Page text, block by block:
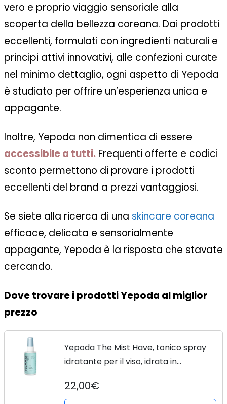
vero e proprio viaggio sensoriale alla
scoperta della bellezza coreana. Dai prodotti
eccellenti, formulati con ingredienti naturali e
principi attivi innovativi, alle confezioni curate
nel minimo dettaglio, ogni aspetto di Yepoda
è studiato per offrire un’esperienza unica e
appagante.
Inoltre, Yepoda non dimentica di essere
accessibile a tutti. Frequenti offerte e codici
sconto permettono di provare i prodotti
eccellenti del brand a prezzi vantaggiosi.
Se siete alla ricerca di una skincare coreana
efficace, delicata e sensorialmente
appagante, Yepoda è la risposta che stavate
cercando.
Dove trovare i prodotti Yepoda al miglior
prezzo
Yepoda The Mist Have, tonico spray
idratante per il viso, idrata in
spray viso coreano vegano, ideale per
22,00€